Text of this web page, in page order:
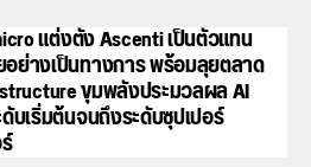
แต่งตั้ง Ascenti เป็นตัวแทน
ย่างเป็นทางการ พร้อมลุยตลาด
ขุมพลังประมวลผล AI
บเริ่มต้นจนถึงระดับซุปเปอร์